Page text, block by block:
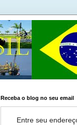
Receba o blog no seu email
Entre seu